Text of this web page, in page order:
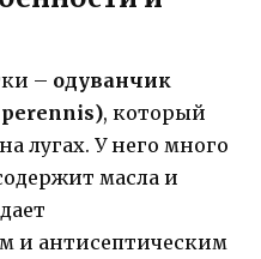
– одуванчик
, который
лугах. У него много
масла и
и антисептическим